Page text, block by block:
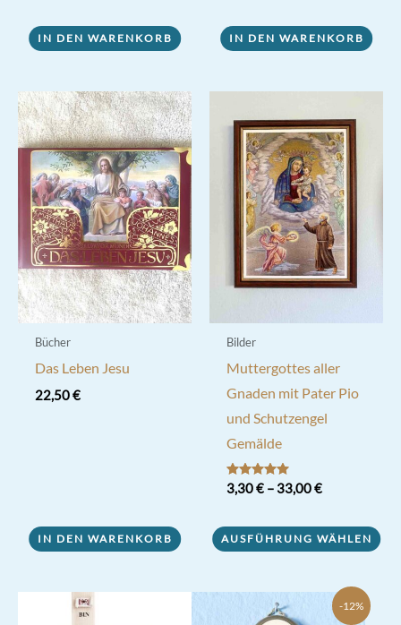
IN DEN WARENKORB IN DEN WARENKORB
Bücher
Das Leben Jesu
22,50€
IN DEN WARENKORB
Bilder
Muttergottes aller
Gnaden mit Pater Pio
und Schutzengel
Gemälde
Bewertet mit
5.00
3,30€– 33,00€
AUSFÜHRUNG WÄHLEN
Produkt
mehrere
Varianten
-12%